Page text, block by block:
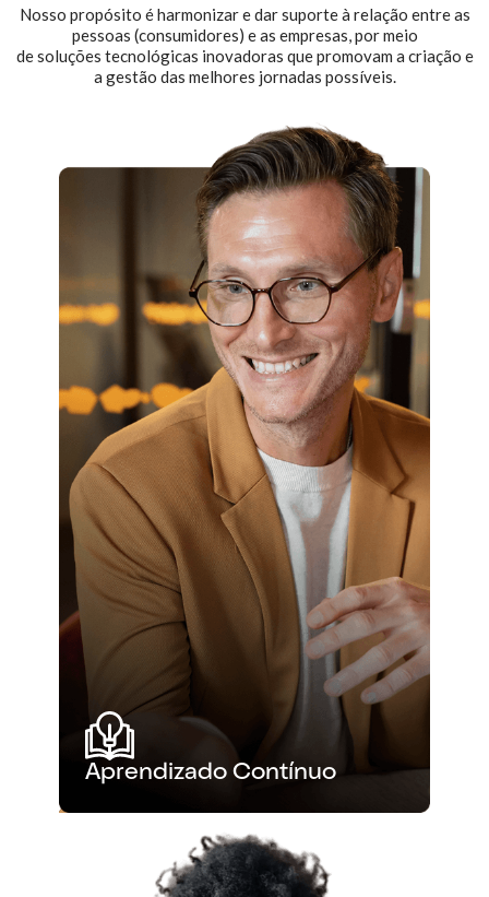
Nosso propósito é harmonizar e dar suporte à relação entre as
pessoas (consumidores) e as empresas, por meio
de soluções tecnológicas inovadoras que promovam a criação e
a gestão das melhores jornadas possíveis.
Aprendizado Contínuo